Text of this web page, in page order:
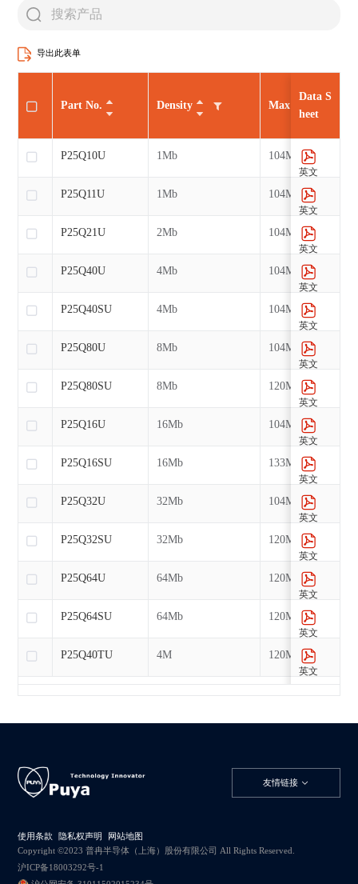
导出此表单
Density Max CLK
1Mb 104MHz
1Mb 104MHz
2Mb 104MHz
4Mb 104MHz
4Mb 104MHz
8Mb 104MHz
8Mb 120MHz
16Mb 104MHz
16Mb 133MHz
32Mb 104MHz
32Mb 120MHz
64Mb 120MHz
64Mb 120MHz
4M 120MHz
Part No.
P25Q10U
P25Q11U
P25Q21U
P25Q40U
P25Q40SU
P25Q80U
P25Q80SU
P25Q16U
P25Q16SU
P25Q32U
P25Q32SU
P25Q64U
P25Q64SU
P25Q40TU
Data S
heet
英文
英文
英文
英文
英文
英文
英文
英文
英文
英文
英文
英文
英文
英文
友情链接
使用条款 隐私权声明
网站地图
Copyright ©2023 普冉半导体（上海）股份有限公司 All Rights Reserved.
沪ICP备18003292号-1